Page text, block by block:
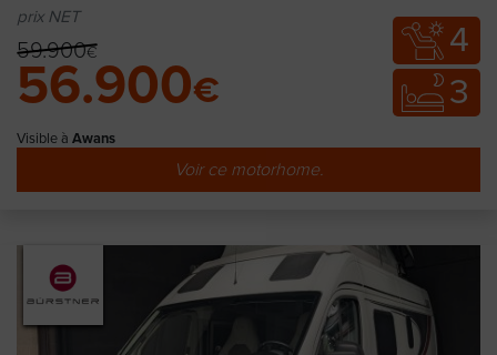
prix NET
59.900€
56.900€
Visible à Awans
4
3
Voir ce motorhome.